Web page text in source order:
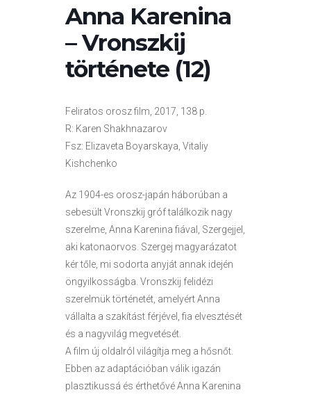
Anna Karenina
– Vronszkij
története (12)
Feliratos orosz film, 2017, 138 p.
R: Karen Shakhnazarov
Fsz: Elizaveta Boyarskaya, Vitaliy
Kishchenko
Az 1904-es orosz-japán háborúban a
sebesült Vronszkij gróf találkozik nagy
szerelme, Anna Karenina fiával, Szergejjel,
aki katonaorvos. Szergej magyarázatot
kér tőle, mi sodorta anyját annak idején
öngyilkosságba. Vronszkij felidézi
szerelmük történetét, amelyért Anna
vállalta a szakítást férjével, fia elvesztését
és a nagyvilág megvetését.
A film új oldalról világítja meg a hősnőt.
Ebben az adaptációban válik igazán
plasztikussá és érthetővé Anna Karenina